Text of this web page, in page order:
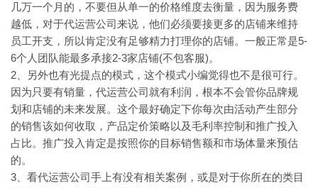
几万一个月的，不要但从单一的价格维度去衡量，因为服务费
越低，对于代运营公司来说，他们必须要接更多的店铺来维持
员工开支，所以肯定没有足够精力打理你的店铺。一般正常是5-
6个人团队能最多承接2-3家店铺(不包客服)。
2、另外也有光提点的模式，这个模式小编觉得也不是很可行。
因为只要有销量，代运营公司就有利润，根本不会管你品牌规
划和店铺的未来发展。这个最好确定下你每次由活动产生部分
的销售该如何收取，产品定价策略以及毛利率控制和推广投入
占比。推广投入肯定是按照你的目标销售额和市场体量来预估
的。
3、看代运营公司手上有没有相关案例，或是对于你所在的类目